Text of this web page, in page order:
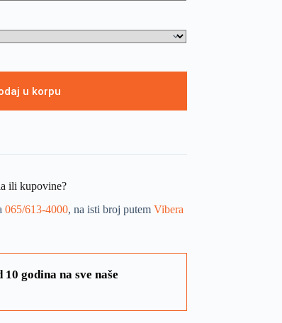
u korpu
ili kupovine?
065/613-4000, na isti broj putem Vibera
godina na sve naše